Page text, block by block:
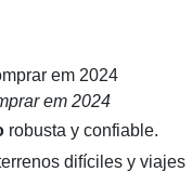
em 2024
robusta y confiable.
difíciles y viajes